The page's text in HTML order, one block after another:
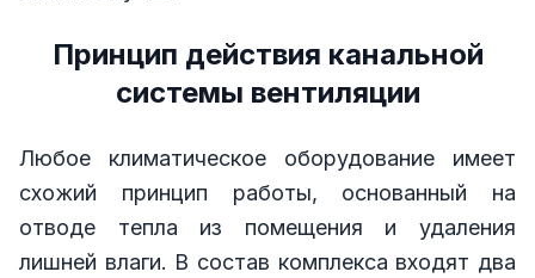
Принцип действия канальной
системы вентиляции
Любое климатическое оборудование имеет
схожий принцип работы, основанный на
отводе тепла из помещения и удаления
лишней влаги. В состав комплекса входят два